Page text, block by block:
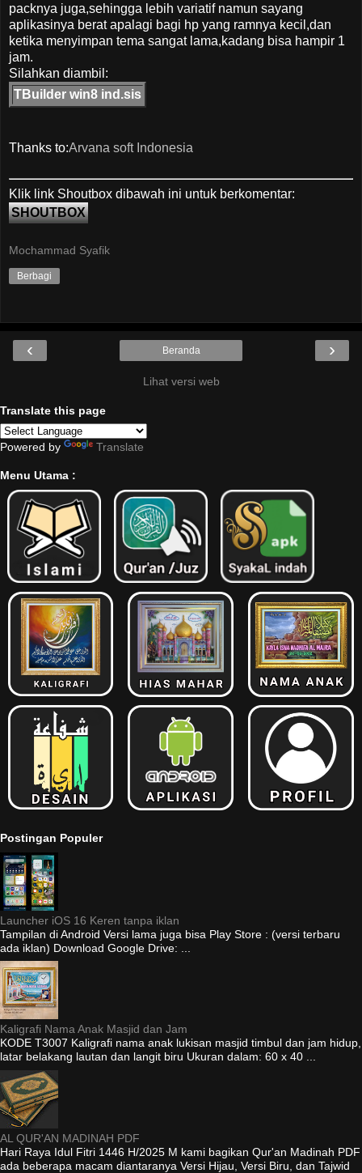
packnya juga,sehingga lebih variatif namun sayang
aplikasinya berat apalagi bagi hp yang ramnya kecil,dan
ketika menyimpan tema sangat lama,kadang bisa hampir 1
jam.
Silahkan diambil:
TBuilder win8 ind.sis
Thanks to:Arvana soft Indonesia
Klik link Shoutbox dibawah ini untuk berkomentar:
SHOUTBOX
Mochammad Syafik
Berbagi
‹ ›
Beranda
Lihat versi web
Translate this page
Powered by Translate
Menu Utama :
Postingan Populer
Launcher iOS 16 Keren tanpa iklan
Tampilan di Android Versi lama juga bisa Play Store : (versi terbaru
ada iklan) Download Google Drive: ...
Kaligrafi Nama Anak Masjid dan Jam
KODE T3007 Kaligrafi nama anak lukisan masjid timbul dan jam hidup,
latar belakang lautan dan langit biru Ukuran dalam: 60 x 40 ...
AL QUR'AN MADINAH PDF
Hari Raya Idul Fitri 1446 H/2025 M kami bagikan Qur'an Madinah PDF
ada beberapa macam diantaranya Versi Hijau, Versi Biru, dan Tajwid